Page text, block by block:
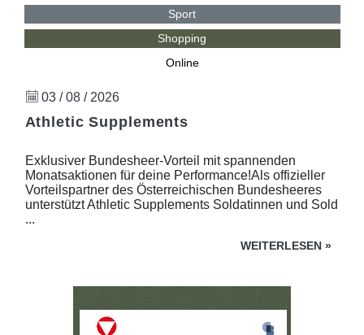
Sport
Shopping
Online
03 / 08 / 2026
Athletic Supplements
Exklusiver Bundesheer-Vorteil mit spannenden
Monatsaktionen für deine Performance!Als offizieller
Vorteilspartner des Österreichischen Bundesheeres
unterstützt Athletic Supplements Soldatinnen und Sold
...
WEITERLESEN »